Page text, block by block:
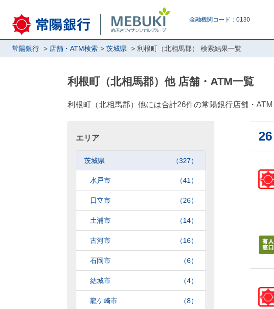
金融機関コード：0130
常陽銀行 店舗・ATM検索 茨城県 利根町（北相馬郡） 検索結果一覧
利根町（北相馬郡）他 店舗・ATM一覧
エリア
茨城県 （327）
水戸市 （41）
日立市 （26）
土浦市 （14）
古河市 （16）
石岡市 （6）
結城市 （4）
龍ケ崎市 （8）
26